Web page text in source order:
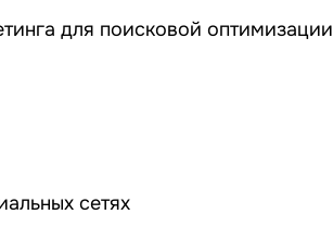
для поисковой оптимизации
сетях